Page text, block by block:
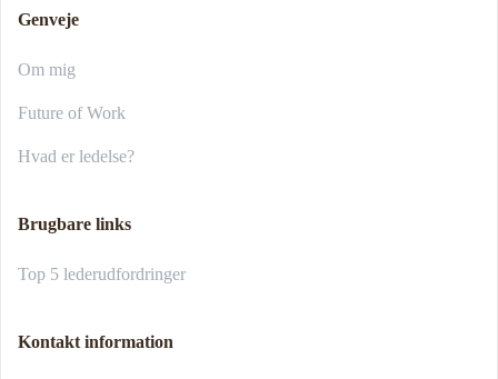
Genveje
Om mig
Future of Work
Hvad er ledelse?
Brugbare links
Top 5 lederudfordringer
Kontakt information